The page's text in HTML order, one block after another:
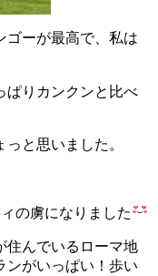
ゴーが最高で、私は
ぱりカンクンと比べ
と思いました。
の虜になりました
住んでいるローマ地
がいっぱい！ 歩い